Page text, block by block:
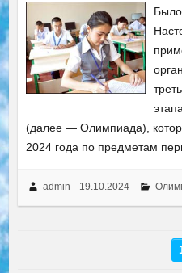
(далее — Олимпиада),
2024 года по предметам
admin 19.10.2024